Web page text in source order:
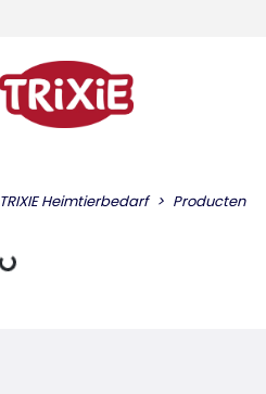
TRIXIE Heimtierbedarf Producten
Gegevens laden